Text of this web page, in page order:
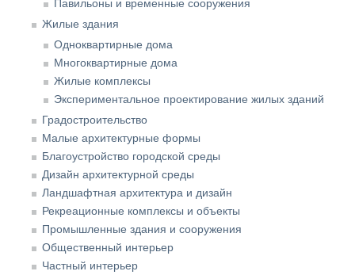
Павильоны и временные сооружения
Жилые здания
Одноквартирные дома
Многоквартирные дома
Жилые комплексы
Экспериментальное проектирование жилых зданий
Градостроительство
Малые архитектурные формы
Благоустройство городской среды
Дизайн архитектурной среды
Ландшафтная архитектура и дизайн
Рекреационные комплексы и объекты
Промышленные здания и сооружения
Общественный интерьер
Частный интерьер